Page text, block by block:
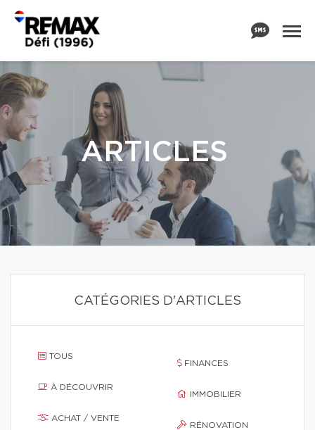
ARTICLES
CATÉGORIES D'ARTICLES
TOUS
À DÉCOUVRIR
ACHAT / VENTE
FINANCES
IMMOBILIER
RÉNOVATION